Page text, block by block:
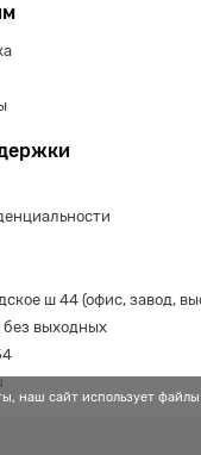
наш сайт использует файлы
ш 44 (офис, завод,
выходных